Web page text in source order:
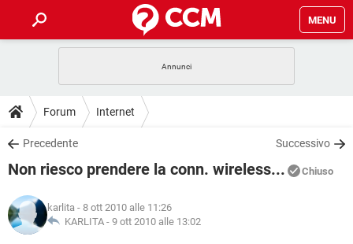
MENU
INTRATTENIMENTO
iOS
INSTAGRAM WHATSAPP
TIKTOK
HARDWARE
GUIDE
COVID-19
INSTAGRAM
TIKTOK
DOWNLOAD
COVID-19 GAMING
INTRATTENIMENTO
iOS WINDOWS 10
COVID-19
INTRATTENIMENTO
GLOSSARIO
Forum Internet
Precedente Successivo
Non riesco prendere la conn. wireless... Chiuso
karlita - 8 ott 2010 alle 11:26
KARLITA - 9 ott 2010 alle 13:02